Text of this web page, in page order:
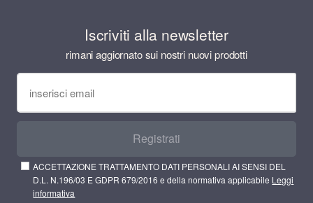
Iscriviti alla newsletter
rimani aggiornato sui nostri nuovi prodotti
Registrati
ACCETTAZIONE TRATTAMENTO DATI PERSONALI AI SENSI DEL
D.L. N.196/03 E GDPR 679/2016 e della normativa applicabile Leggi
informativa